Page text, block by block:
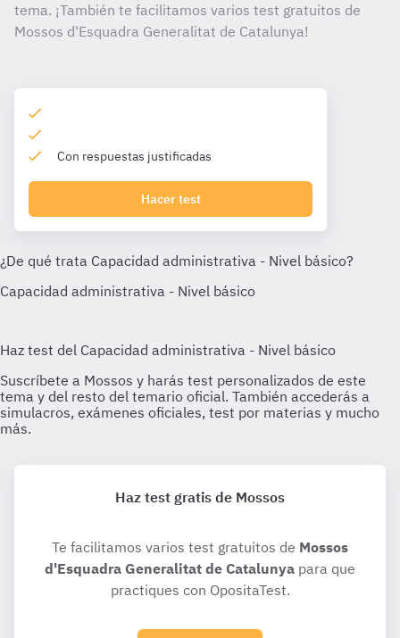
tema. ¡También te facilitamos varios test gratuitos de
Mossos d'Esquadra Generalitat de Catalunya!
Con respuestas justificadas
Hacer test
Haz test gratis de Mossos
Te facilitamos varios test gratuitos de Mossos
d'Esquadra Generalitat de Catalunya para que
practiques con OpositaTest.